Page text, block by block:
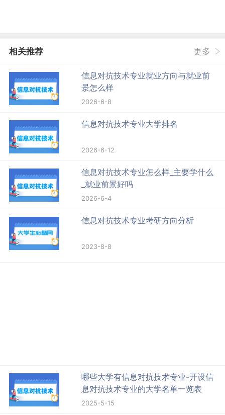
相关推荐 更多
信息对抗技术专业就业方向与就业前
景怎么样
2026-6-8
信息对抗技术专业大学排名
2026-6-12
信息对抗技术专业怎么样_主要学什么
_就业前景好吗
2026-6-4
信息对抗技术专业考研方向分析
2023-8-8
哪些大学有信息对抗技术专业-开设信
息对抗技术专业的大学名单一览表
2025-5-15